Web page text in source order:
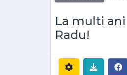
La multi ani
Radu!